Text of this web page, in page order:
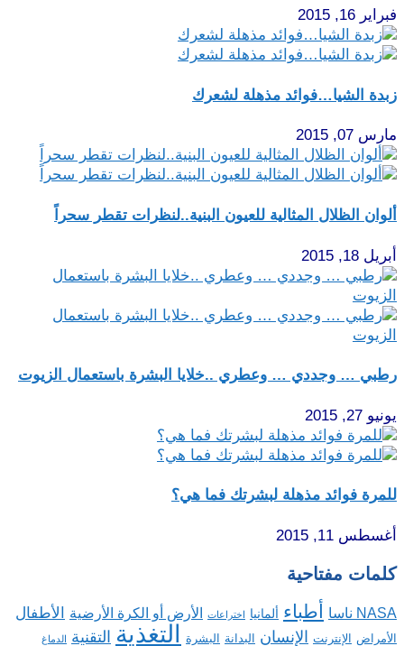
فبراير 16, 2015
زبدة الشيا…فوائد مذهلة لشعرك
مارس 07, 2015
ألوان الظلال المثالية للعيون البنية..لنظرات تقطر سحراً
أبريل 18, 2015
رطبي … وجددي … وعطري ..خلايا البشرة باستعمال الزيوت
يونيو 27, 2015
للمرة فوائد مذهلة لبشرتك فما هي؟
أغسطس 11, 2015
كلمات مفتاحية
NASA ناسا أطباء ألمانيا اختراعات الأرض أو الكرة الأرضية الأطفال
الأمراض الإنترنت الإنسان البدانة البشرة التغذية التقنية الدماغ